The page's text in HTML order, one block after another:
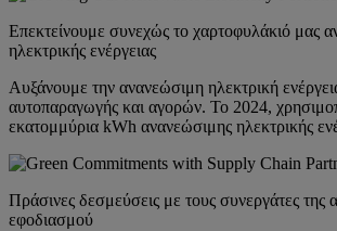
Επεκτείνουμε συνεχώς το χαρτοφυλάκιό μας
ηλεκτρικής ενέργειας
Αυξάνουμε την ανανεώσιμη ηλεκτρική
αυτοπαραγωγής και αγορών. Το 2024,
εκατομμύρια kWh ανανεώσιμης ηλεκτρικής
Πράσινες δεσμεύσεις με τους συνεργάτες της
εφοδιασμού